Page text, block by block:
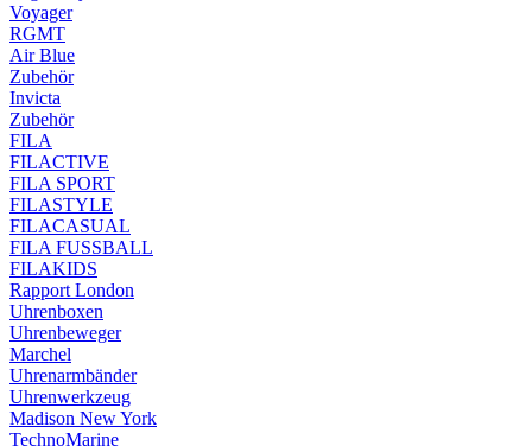
Voyager
RGMT
Air Blue
Zubehör
Invicta
Zubehör
FILA
FILACTIVE
FILA SPORT
FILASTYLE
FILACASUAL
FILA FUSSBALL
FILAKIDS
Rapport London
Uhrenboxen
Uhrenbeweger
Marchel
Uhrenarmbänder
Uhrenwerkzeug
Madison New York
TechnoMarine